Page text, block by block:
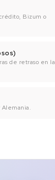
Bizum o
de retraso en la
Alemania.